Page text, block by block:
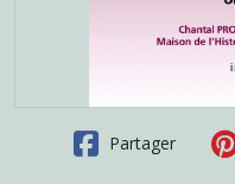
Partager